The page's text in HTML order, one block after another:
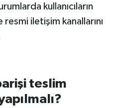
kullanıcıların
resmi iletişim kanallarını
teslim